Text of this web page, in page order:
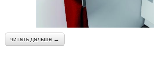
читать дальше →